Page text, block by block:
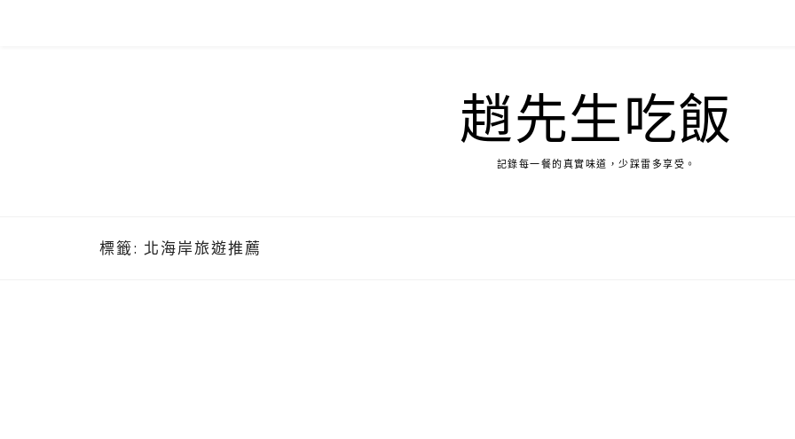
趙先生吃飯
記錄每一餐的真實味道，少踩雷多享受。
標籤: 北海岸旅遊推薦